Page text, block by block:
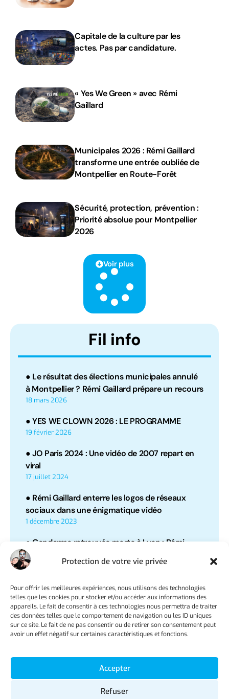
Protection de votre vie privée
Pour offrir les meilleures expériences, nous utilisons des technologies
telles que les cookies pour stocker et/ou accéder aux informations des
appareils. Le fait de consentir à ces technologies nous permettra de traiter
des données telles que le comportement de navigation ou les ID uniques
sur ce site. Le fait de ne pas consentir ou de retirer son consentement peut
avoir un effet négatif sur certaines caractéristiques et fonctions.
Accepter
Refuser
Capitale de la culture par les
actes. Pas par candidature.
« Yes We Green » avec Rémi
Gaillard
Municipales 2026 : Rémi Gaillard
transforme une entrée oubliée de
Montpellier en Route-Forêt
Sécurité, protection, prévention :
Priorité absolue pour Montpellier
2026
Voir plus
Fil info
● Le résultat des élections municipales annulé
à Montpellier ? Rémi Gaillard prépare un recours
18 mars 2026
● YES WE CLOWN 2026 : LE PROGRAMME
19 février 2026
● JO Paris 2024 : Une vidéo de 2007 repart en
viral
17 juillet 2024
● Rémi Gaillard enterre les logos de réseaux
sociaux dans une énigmatique vidéo
1 décembre 2023
● Gendarme retrouvée morte à Lyon : Rémi
Gaillard et la sœur de la victime interpellent
Emmanuel Macron
● Rémi Gaillard face au Crayon : entre buzz et
désillusion
17 août 2023